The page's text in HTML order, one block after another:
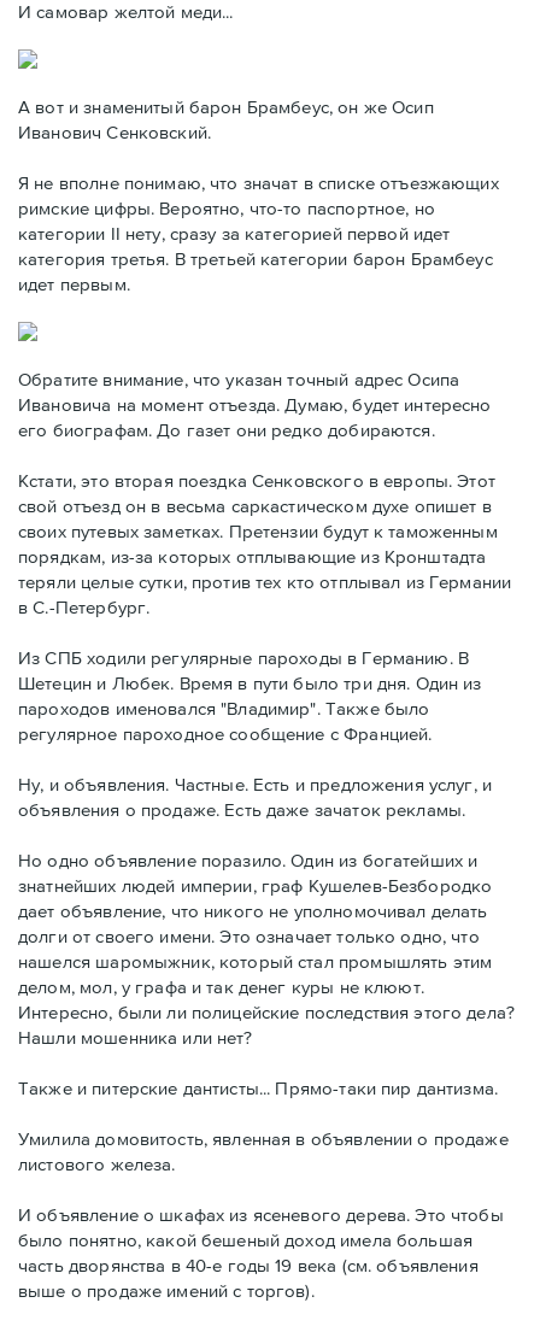
И самовар желтой меди...
А вот и знаменитый барон Брамбеус, он же Осип
Иванович Сенковский.
Я не вполне понимаю, что значат в списке отъезжающих
римские цифры. Вероятно, что-то паспортное, но
категории II нету, сразу за категорией первой идет
категория третья. В третьей категории барон Брамбеус
идет первым.
Обратите внимание, что указан точный адрес Осипа
Ивановича на момент отъезда. Думаю, будет интересно
его биографам. До газет они редко добираются.
Кстати, это вторая поездка Сенковского в европы. Этот
свой отъезд он в весьма саркастическом духе опишет в
своих путевых заметках. Претензии будут к таможенным
порядкам, из-за которых отплывающие из Кронштадта
теряли целые сутки, против тех кто отплывал из Германии
в С.-Петербург.
Из СПБ ходили регулярные пароходы в Германию. В
Шетецин и Любек. Время в пути было три дня. Один из
пароходов именовался "Владимир". Также было
регулярное пароходное сообщение с Францией.
Ну, и объявления. Частные. Есть и предложения услуг, и
объявления о продаже. Есть даже зачаток рекламы.
Но одно объявление поразило. Один из богатейших и
знатнейших людей империи, граф Кушелев-Безбородко
дает объявление, что никого не уполномочивал делать
долги от своего имени. Это означает только одно, что
нашелся шаромыжник, который стал промышлять этим
делом, мол, у графа и так денег куры не клюют.
Интересно, были ли полицейские последствия этого дела?
Нашли мошенника или нет?
Также и питерские дантисты... Прямо-таки пир дантизма.
Умилила домовитость, явленная в объявлении о продаже
листового железа.
И объявление о шкафах из ясеневого дерева. Это чтобы
было понятно, какой бешеный доход имела большая
часть дворянства в 40-е годы 19 века (см. объявления
выше о продаже имений с торгов).